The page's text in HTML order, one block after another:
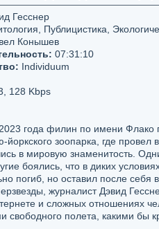
Гесснер
Публицистика,
Конышев
07:31:10
Individuum
128 Kbps
года филин по имени Флако
йоркского зоопарка, где
в мировую знаменитость.
боялись, что в диких
погиб, но оставил после
журналист Дэвид
и сложных отношениях
свободного полета, какими бы